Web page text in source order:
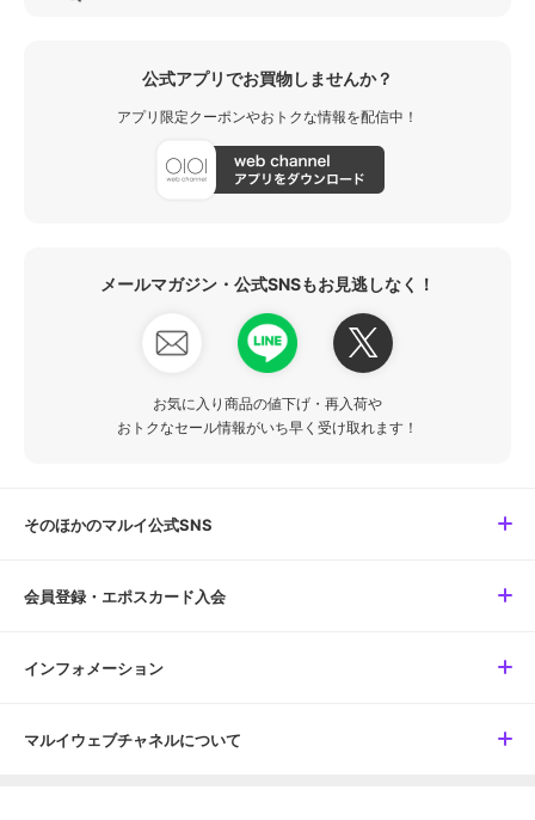
公式アプリでお買物しませんか？
アプリ限定クーポンやおトクな情報を配信中！
メールマガジン・公式SNSもお見逃しなく！
お気に入り商品の値下げ・再入荷や
おトクなセール情報がいち早く受け取れます！
そのほかのマルイ公式SNS
会員登録・エポスカード入会
インフォメーション
マルイウェブチャネルについて